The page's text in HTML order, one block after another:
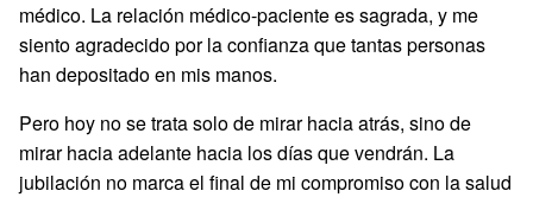
médico. La relación médico-paciente es sagrada, y me
siento agradecido por la confianza que tantas personas
han depositado en mis manos.
Pero hoy no se trata solo de mirar hacia atrás, sino de
mirar hacia adelante hacia los días que vendrán. La
jubilación no marca el final de mi compromiso con la salud